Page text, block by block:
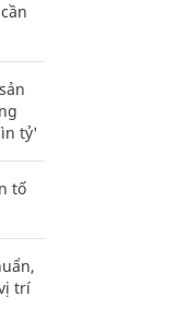
tỷ'
tố
trí